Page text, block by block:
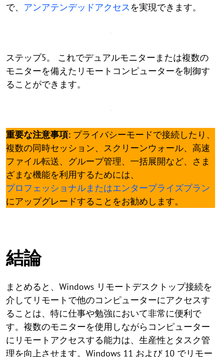
で、 アンアテンデッドアクセスを実現できます。
ステップ5。 これでデュアルモニターまたは複数の
モニターを備えたリモートコンピューターを制御す
ることができます。
重要な注意事項: プライバシーモードで接続したり、
複数の同時セッション、スクリーンウォール、高速
ファイル転送、グループ管理、一括展開など、さま
ざまな機能を利用するためには、
プロフェッショナルまたはエンタープライズプラン
にアップグレードすることをお勧めします。
結論
まとめると、Windows リモートデスクトップ接続を
介してリモートで他のコンピューターにアクセスす
ることは、特に仕事や勉強において非常に便利で
す。複数のモニターを使用しながらコンピューター
にリモートアクセスする能力は、生産性とタスク管
理を向上させます。Windows 11 および 10 でリモー